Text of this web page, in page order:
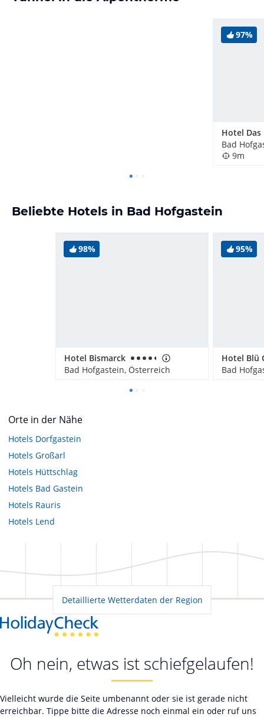
97%
Bad
9m
Beliebte Hotels in Bad Hofgastein
98%
Hotel Bismarck
Bad Hofgastein, Österreich
95%
Hotel Blü
Bad
Orte in der Nähe
Hotels Dorfgastein
Hotels Großarl
Hotels Hüttschlag
Hotels Bad Gastein
Hotels Rauris
Hotels Lend
Detaillierte Wetterdaten der Region
Oh nein, etwas ist schiefgelaufen!
Vielleicht wurde die Seite umbenannt oder sie ist gerade nicht
erreichbar. Tippe bitte die Adresse noch einmal ein oder ruf uns